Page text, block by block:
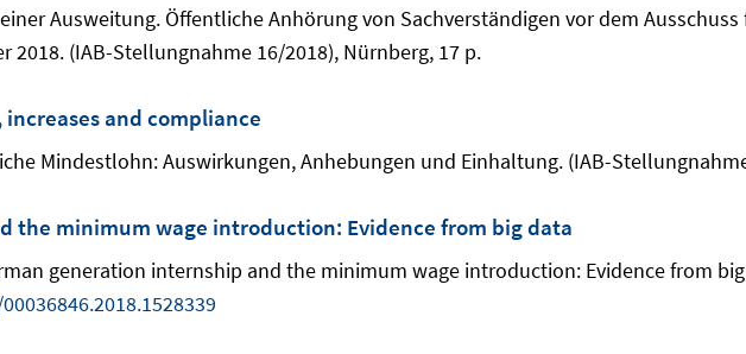
Ausweitung. Öffentliche Anhörung von Sachverständigen vor dem
2018. (IAB-Stellungnahme 16/2018), Nürnberg, 17 p.
and compliance
Mindestlohn: Auswirkungen, Anhebungen und Einhaltung. (IAB-
the minimum wage introduction: Evidence from big data
generation internship and the minimum wage introduction: Evidence from